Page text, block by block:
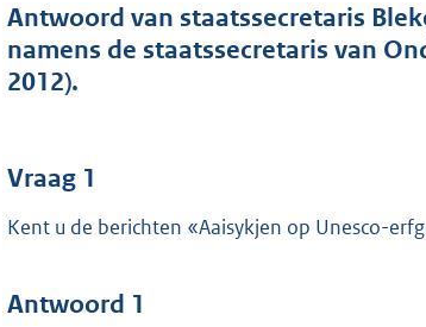
Antwoord van staatssecretaris
namens de staatssecretaris van
2012).
Vraag 1
Kent u de berichten «Aaisykjen op Unesco-
Antwoord 1